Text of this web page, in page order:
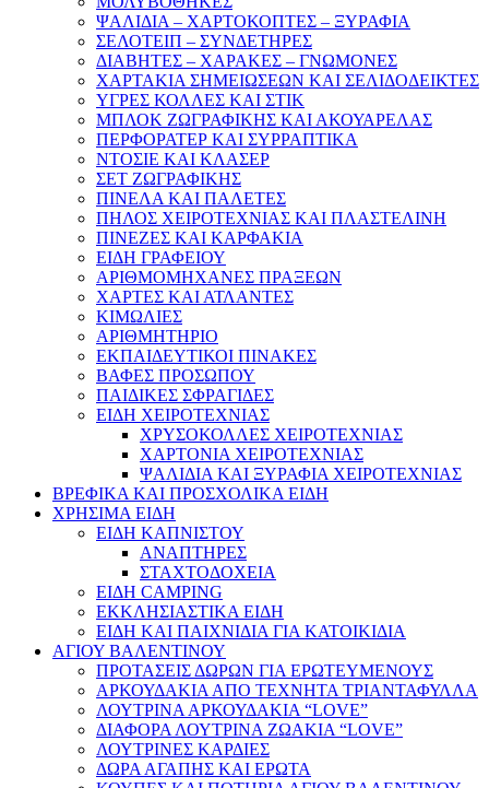
ΨΑΛΙΔΙΑ – ΧΑΡΤΟΚΟΠΤΕΣ – ΞΥΡΑΦΙΑ
ΣΕΛΟΤΕΙΠ – ΣΥΝΔΕΤΗΡΕΣ
ΔΙΑΒΗΤΕΣ – ΧΑΡΑΚΕΣ – ΓΝΩΜΟΝΕΣ
ΧΑΡΤΑΚΙΑ ΣΗΜΕΙΩΣΕΩΝ ΚΑΙ ΣΕΛΙΔΟΔΕΙΚΤΕΣ
ΥΓΡΕΣ ΚΟΛΛΕΣ ΚΑΙ ΣΤΙΚ
ΜΠΛΟΚ ΖΩΓΡΑΦΙΚΗΣ ΚΑΙ ΑΚΟΥΑΡΕΛΑΣ
ΠΕΡΦΟΡΑΤΕΡ ΚΑΙ ΣΥΡΡΑΠΤΙΚΑ
ΝΤΟΣΙΕ ΚΑΙ ΚΛΑΣΕΡ
ΣΕΤ ΖΩΓΡΑΦΙΚΗΣ
ΠΙΝΕΛΑ ΚΑΙ ΠΑΛΕΤΕΣ
ΠΗΛΟΣ ΧΕΙΡΟΤΕΧΝΙΑΣ ΚΑΙ ΠΛΑΣΤΕΛΙΝΗ
ΠΙΝΕΖΕΣ ΚΑΙ ΚΑΡΦΑΚΙΑ
ΕΙΔΗ ΓΡΑΦΕΙΟΥ
ΑΡΙΘΜΟΜΗΧΑΝΕΣ ΠΡΑΞΕΩΝ
ΧΑΡΤΕΣ ΚΑΙ ΑΤΛΑΝΤΕΣ
ΚΙΜΩΛΙΕΣ
ΑΡΙΘΜΗΤΗΡΙΟ
ΕΚΠΑΙΔΕΥΤΙΚΟΙ ΠΙΝΑΚΕΣ
ΒΑΦΕΣ ΠΡΟΣΩΠΟΥ
ΠΑΙΔΙΚΕΣ ΣΦΡΑΓΙΔΕΣ
ΕΙΔΗ ΧΕΙΡΟΤΕΧΝΙΑΣ
ΧΡΥΣΟΚΟΛΛΕΣ ΧΕΙΡΟΤΕΧΝΙΑΣ
ΧΑΡΤΟΝΙΑ ΧΕΙΡΟΤΕΧΝΙΑΣ
ΨΑΛΙΔΙΑ ΚΑΙ ΞΥΡΑΦΙΑ ΧΕΙΡΟΤΕΧΝΙΑΣ
ΒΡΕΦΙΚΑ ΚΑΙ ΠΡΟΣΧΟΛΙΚΑ ΕΙΔΗ
ΧΡΗΣΙΜΑ ΕΙΔΗ
ΕΙΔΗ ΚΑΠΝΙΣΤΟΥ
ΑΝΑΠΤΗΡΕΣ
ΣΤΑΧΤΟΔΟΧΕΙΑ
ΕΙΔΗ CAMPING
ΕΚΚΛΗΣΙΑΣΤΙΚΑ ΕΙΔΗ
ΕΙΔΗ ΚΑΙ ΠΑΙΧΝΙΔΙΑ ΓΙΑ ΚΑΤΟΙΚΙΔΙΑ
ΑΓΙΟΥ ΒΑΛΕΝΤΙΝΟΥ
ΠΡΟΤΑΣΕΙΣ ΔΩΡΩΝ ΓΙΑ ΕΡΩΤΕΥΜΕΝΟΥΣ
ΑΡΚΟΥΔΑΚΙΑ ΑΠΟ ΤΕΧΝΗΤΑ ΤΡΙΑΝΤΑΦΥΛΛΑ
ΛΟΥΤΡΙΝΑ ΑΡΚΟΥΔΑΚΙΑ “LOVE”
ΔΙΑΦΟΡΑ ΛΟΥΤΡΙΝΑ ΖΩΑΚΙΑ “LOVE”
ΛΟΥΤΡΙΝΕΣ ΚΑΡΔΙΕΣ
ΔΩΡΑ ΑΓΑΠΗΣ ΚΑΙ ΕΡΩΤΑ